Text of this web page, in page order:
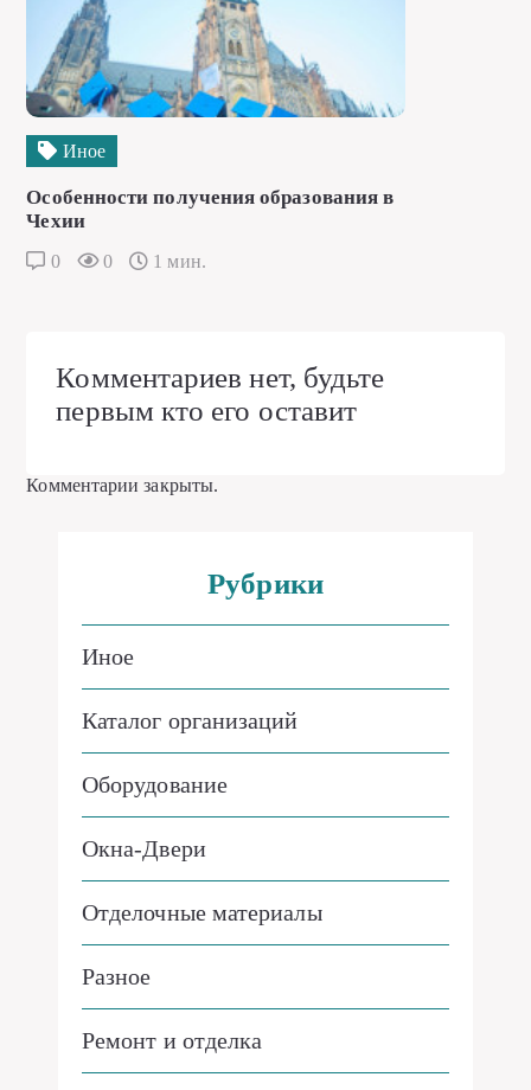
Иное
Особенности получения образования в
Чехии
0 0 1 мин.
Комментариев нет, будьте
первым кто его оставит
Комментарии закрыты.
Рубрики
Иное
Каталог организаций
Оборудование
Окна-Двери
Отделочные материалы
Разное
Ремонт и отделка